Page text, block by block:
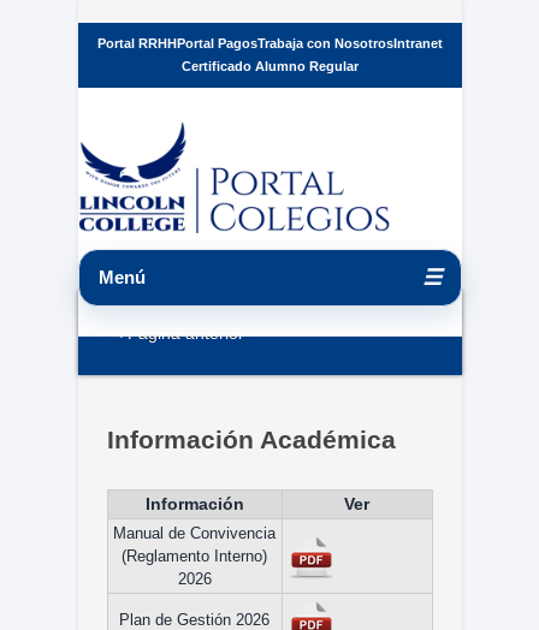
Portal RRHHPortal PagosTrabaja con NosotrosIntranet
Certificado Alumno Regular
Menú ☰
< Página anterior
Información Académica
Información Ver
Manual de Convivencia
(Reglamento Interno)
2026
Plan de Gestión 2026